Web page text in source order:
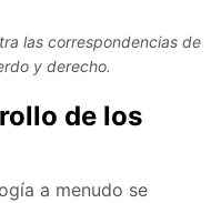
las correspondencias de
y derecho.
de los
a menudo se